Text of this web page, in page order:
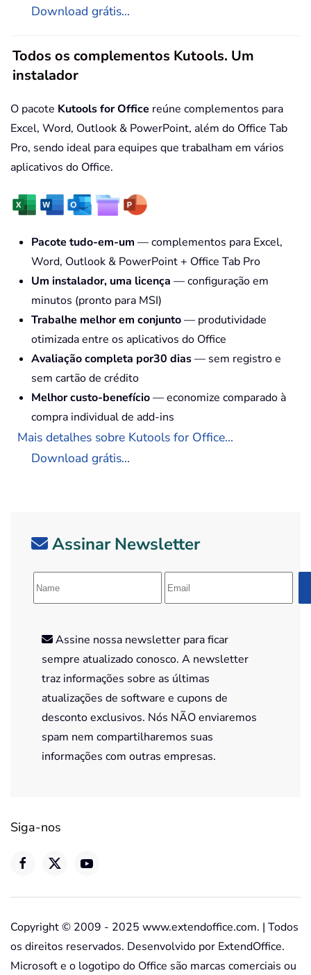
Download grátis...
Todos os complementos Kutools. Um
instalador
O pacote Kutools for Office reúne complementos para
Excel, Word, Outlook & PowerPoint, além do Office Tab
Pro, sendo ideal para equipes que trabalham em vários
aplicativos do Office.
Pacote tudo-em-um — complementos para Excel,
Word, Outlook & PowerPoint + Office Tab Pro
Um instalador, uma licença — configuração em
minutos (pronto para MSI)
Trabalhe melhor em conjunto— produtividade
otimizada entre os aplicativos do Office
Avaliação completa por30 dias— sem registro e
sem cartão de crédito
Melhor custo-benefício— economize comparado à
compra individual de add-ins
Mais detalhes sobre Kutools for Office...
Download grátis...
Assinar Newsletter
Assine nossa newsletter para ficar
sempre atualizado conosco. A newsletter
traz informações sobre as últimas
atualizações de software e cupons de
desconto exclusivos. Nós NÃO enviaremos
spam nem compartilharemos suas
informações com outras empresas.
Siga-nos
Copyright © 2009 - 2025 www.extendoffice.com. | Todos
os direitos reservados. Desenvolvido por ExtendOffice.
Microsoft e o logotipo do Office são marcas comerciais ou